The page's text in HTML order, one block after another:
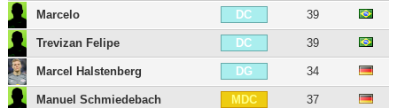
Marcelo DC 39
Trevizan Felipe DC 39
Marcel Halstenberg DG 34
Manuel Schmiedebach MDC 37